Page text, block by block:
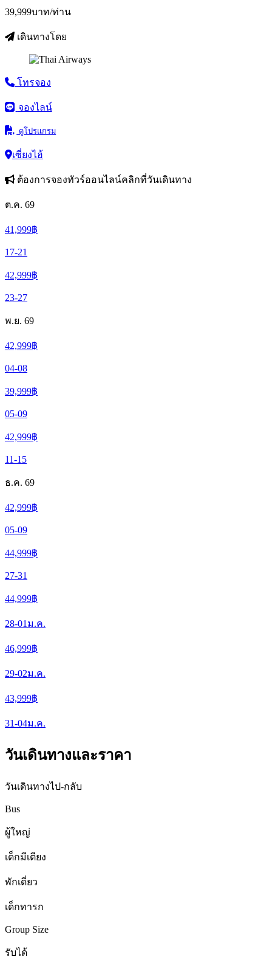
39,999บาท/ท่าน
เดินทางโดย
โทรจอง
จองไลน์
ดูโปรแกรม
เซี่ยงไฮ้
ต้องการจองทัวร์ออนไลน์คลิกที่วันเดินทาง
ต.ค. 69
41,999฿
17-21
42,999฿
23-27
พ.ย. 69
42,999฿
04-08
39,999฿
05-09
42,999฿
11-15
ธ.ค. 69
42,999฿
05-09
44,999฿
27-31
44,999฿
28-01 ม.ค.
46,999฿
29-02ม.ค.
43,999฿
31-04ม.ค.
วันเดินทางและราคา
วันเดินทางไป-กลับ
Bus
ผู้ใหญ่
เด็กมีเตียง
พักเดี่ยว
เด็กทารก
Group Size
รับได้